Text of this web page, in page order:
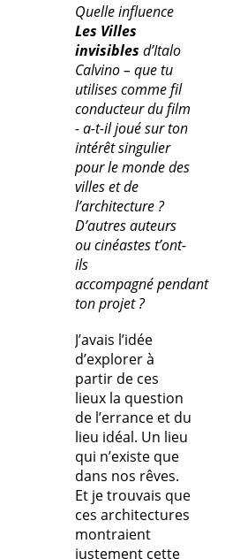
Quelle influence
Les Villes
invisibles d’Italo
Calvino – que tu
utilises comme fil
conducteur du film
- a-t-il joué sur ton
intérêt singulier
pour le monde des
villes et de
l’architecture ?
D’autres auteurs
ou cinéastes t’ont-
ils
accompagné pendant
ton projet ?
J’avais l’idée
d’explorer à
partir de ces
lieux la question
de l’errance et du
lieu idéal. Un lieu
qui n’existe que
dans nos rêves.
Et je trouvais que
ces architectures
montraient
justement cette